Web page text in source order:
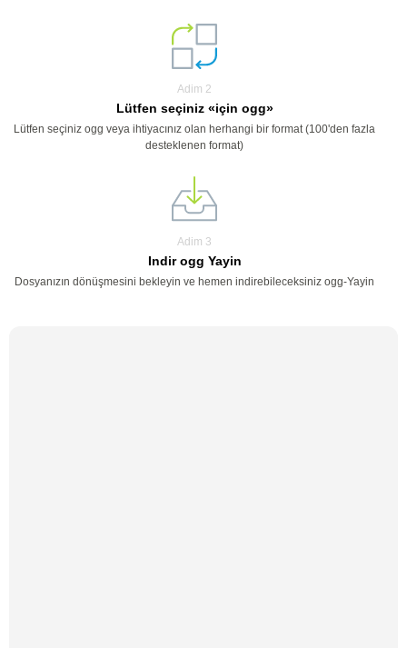
Adim 2
Lütfen seçiniz «için ogg»
Lütfen seçiniz ogg veya ihtiyacınız olan herhangi bir format (100'den fazla
desteklenen format)
Adim 3
Indir ogg Yayin
Dosyanızın dönüşmesini bekleyin ve hemen indirebileceksiniz ogg-Yayin